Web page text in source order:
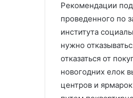
Рекомендации
проведенного по
института
нужно
отказаться от
новогодних елок
центров и